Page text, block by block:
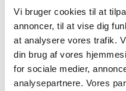
Vi bruger cookies til at
annoncer, til at vise dig
at analysere vores trafik.
din brug af vores
for sociale medier,
analysepartnere. Vores
EAN-nr.
Bedst